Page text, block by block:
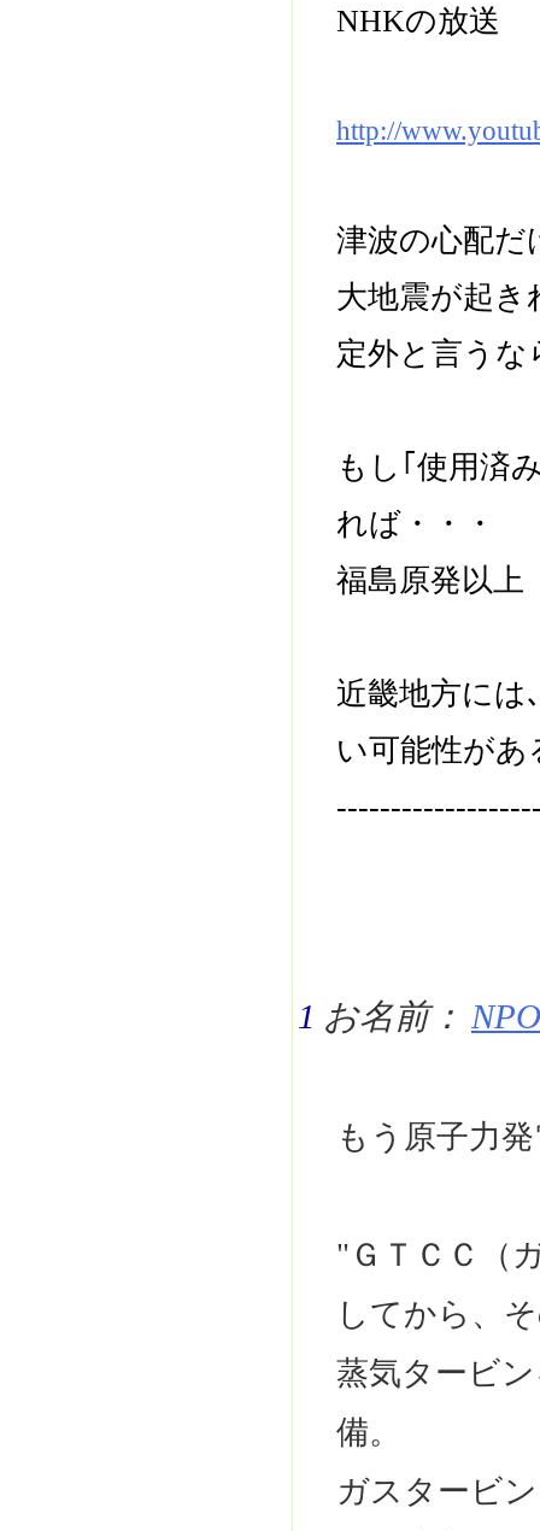
NHKの放送
http://
津波の心配だ
大地震が起き
定外と言う
もし｢使用済
れば・・・
福島原発以
近畿地方に
い可能性があ
1 お名前：
もう原子力
"ＧＴＣＣ（
してから、
蒸気タービ
備。
ガスタービ